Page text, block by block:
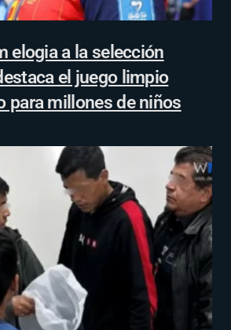
elogia a la selección
el juego limpio
para millones de niños